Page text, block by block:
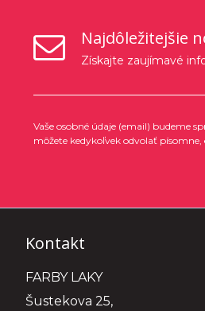
Najdôležitejšie
Získajte zaujímavé
Vaše osobné údaje (email) budeme
môžete kedykoľvek odvolať
Kontakt
FARBY LAKY
Šustekova 25,